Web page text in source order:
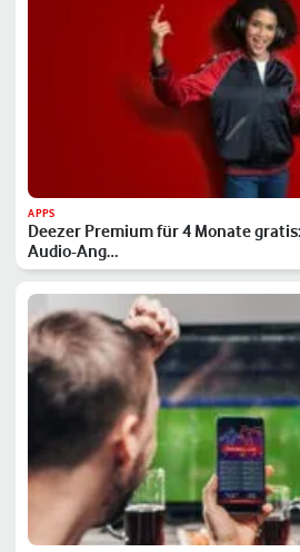
APPS
Deezer Premium für 4 Monate
Audio-Ang…